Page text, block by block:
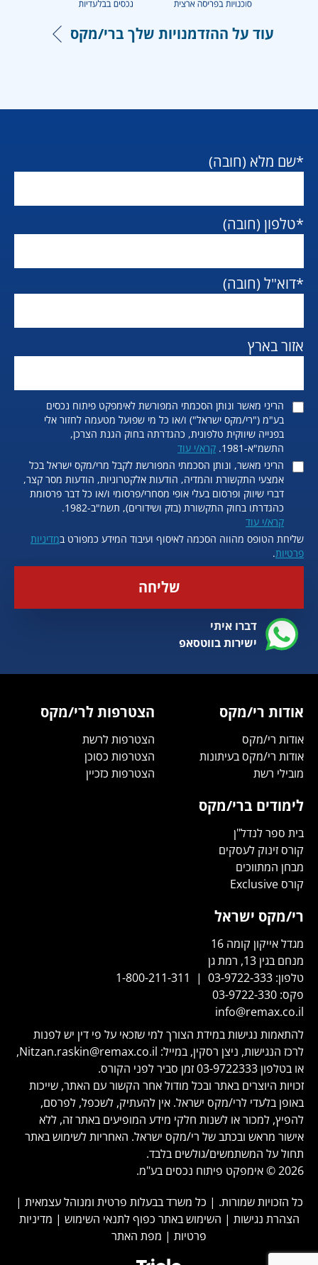
עוד על ההזדמנויות שלך ברי/מקס
*שם מלא (חובה)
*טלפון (חובה)
*דוא"ל (חובה)
אזור בארץ
הריני מאשר ונותן הסכמתי המפורשת לאימפקט פיתוח נכסים
בע"מ ("רי/מקס ישראל") ו/או כל מי שפועל מטעמה לחזור אלי
בפנייה שיווקית טלפונית, כהגדרתה בחוק הגנת הצרכן,
התשמ"א-1981.
קרא/י עוד
הריני מאשר, ונותן הסכמתי המפורשת לקבל מרי/מקס ישראל בכל
אמצעי התקשורת והמדיה, הודעות אלקטרוניות, הודעות מסר קצר,
דברי שיווק ופרסום בעלי אופי מסחרי/פרסומי ו/או כל דבר פרסומת
כהגדרתו בחוק התקשורת (בזק ושידורים), תשמ"ב-1982.
קרא/י עוד
שליחת הטופס מהווה הסכמה לאיסוף ועיבוד המידע כמפורט במדיניות
פרטיות.
דברו איתי
ישירות בווטסאפ
שליחה
אודות רי/מקס
אודות רי/מקס
אודות רי/מקס בעיתונות
מובילי רשת
הצטרפות לרי/מקס
הצטרפות לרשת
הצטרפות כסוכן
הצטרפות כזכיין
לימודים ברי/מקס
בית ספר לנדל"ן
קורס זינוק לעסקים
מבחן המתווכים
קורס Exclusive
רי/מקס ישראל
מגדל אייקון קומה 16
מנחם בגין 13, רמת גן
טלפון: 03-9722-333
|
1-800-211-311
פקס: 03-9722-330
info@remax.co.il
להתאמות נגישות במידת הצורך למי שזכאי על פי דין יש לפנות
לרכז הנגישות, ניצן רסקין, במייל: Nitzan.raskin@remax.co.il
,
או בטלפון 03-9722333זמן סביר לפני הקורס.
זכויות היוצרים באתר ובכל מודול אחר הקשור עם האתר, שייכות
באופן בלעדי לרי/מקס ישראל. אין להעתיק, לשכפל, לפרסם,
להפיץ, למכור או לשנות חלקי מידע המופיעים באתר זה, ללא
אישור מראש ובכתב של רי/מקס ישראל. האחריות לשימוש באתר
תחול על המשתמשים/גולשים בלבד.
2026 © אימפקט פיתוח נכסים בע"מ.
כל הזכויות שמורות. | כל משרד בבעלות פרטית ומנוהל עצמאית |
הצהרת נגישות | השימוש באתר כפוף לתנאי השימוש | מדיניות
פרטיות | מפת האתר